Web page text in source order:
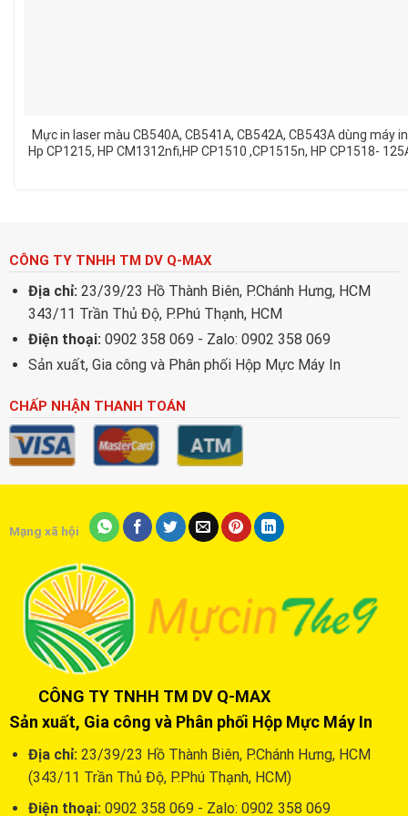
Mực in laser màu CB540A, CB541A, CB542A, CB543A dùng máy in
Hp CP1215, HP CM1312nfi,HP CP1510 ,CP1515n, HP CP1518-
CÔNG TY TNHH TM DV Q-MAX
Địa chỉ: 23/39/23 Hồ Thành Biên, P.Chánh Hưng, HCM
343/11 Trần Thủ Độ, P.Phú Thạnh, HCM
Điện thoại: 0902 358 069 - Zalo: 0902 358 069
Sản xuất, Gia công và Phân phối Hộp Mực Máy In
CHẤP NHẬN THANH TOÁN
Mạng xã hội
CÔNG TY TNHH TM DV Q-MAX
Sản xuất, Gia công và Phân phối Hộp Mực Máy In
Địa chỉ: 23/39/23 Hồ Thành Biên, P.Chánh Hưng, HCM
(343/11 Trần Thủ Độ, P.Phú Thạnh, HCM)
Điện thoại: 0902 358 069 - Zalo: 0902 358 069